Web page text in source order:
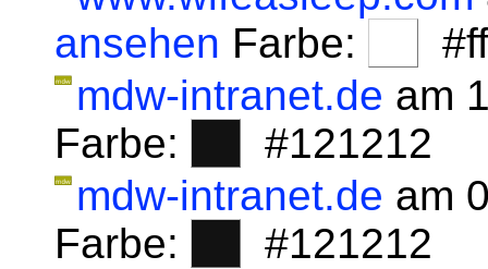
ansehen Farbe:
mdw-intranet.de am
Farbe:
#121212
mdw-intranet.de am
Farbe:
#121212